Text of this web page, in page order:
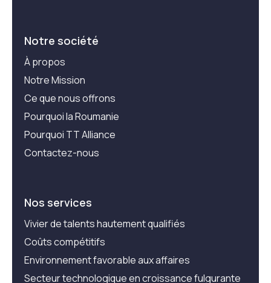
Notre société
À propos
Notre Mission
Ce que nous offrons
Pourquoi la Roumanie
Pourquoi TT Alliance
Contactez-nous
Nos services
Vivier de talents hautement qualifiés
Coûts compétitifs
Environnement favorable aux affaires
Secteur technologique en croissance fulgurante